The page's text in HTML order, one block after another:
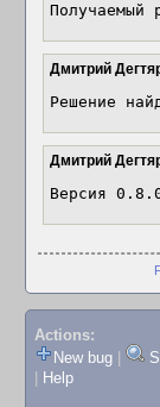
Получаемый
Дмитрий
Решение
Дмитрий
Версия
Actions:
New bug
Help